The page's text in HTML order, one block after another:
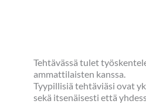
Tehtävässä tulet
ammattilaisten kanssa.
Tyypillisiä tehtäviäsi ovat
sekä itsenäisesti että